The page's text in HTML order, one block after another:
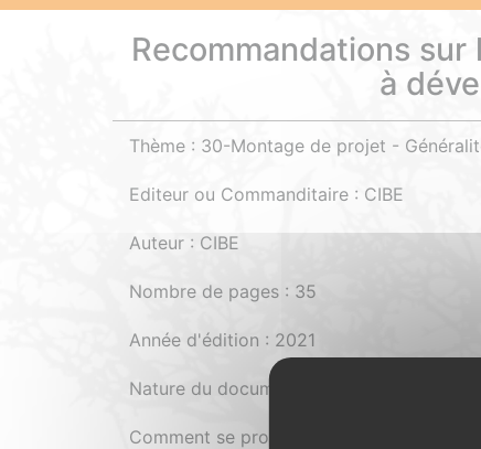
Recommandations
à
Thème : 30-Montage de projet -
Editeur ou Commanditaire : CIBE
Auteur : CIBE
Nombre de pages : 35
Année d'édition : 2021
Nature du document : Pdf
Comment se procurer le document :